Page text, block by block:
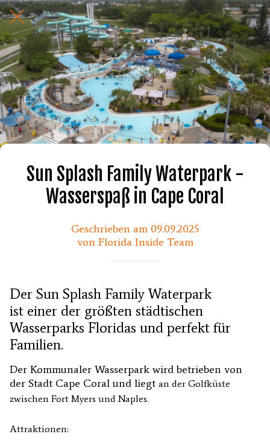
Sun Splash Family Waterpark -
Wasserspaß in Cape Coral
Geschrieben am 09.09.2025
von Florida Inside Team
Der Sun Splash Family Waterpark
ist einer der größten städtischen
Wasserparks Floridas und perfekt für
Familien.
Der Kommunaler Wasserpark wird betrieben von
der Stadt Cape Coral und liegt an der Golfküste
zwischen Fort Myers und Naples.
Attraktionen: